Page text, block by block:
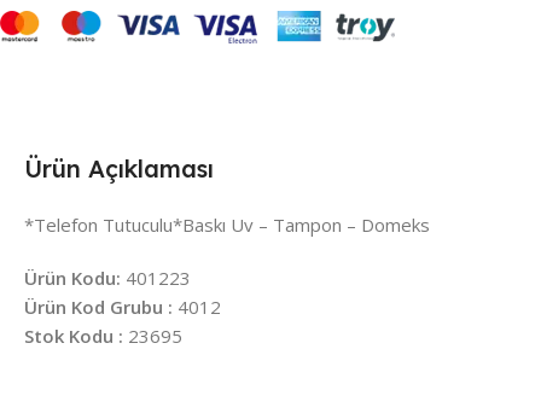
Ürün Açıklaması
*Telefon Tutuculu*Baskı Uv – Tampon – Domeks
Ürün Kodu: 401223
Ürün Kod Grubu : 4012
Stok Kodu : 23695